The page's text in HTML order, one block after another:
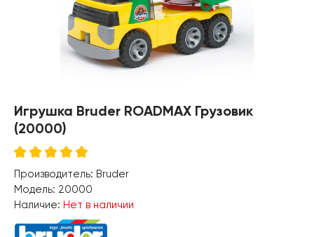
Игрушка Bruder ROADMAX Грузовик
(20000)
Производитель: Bruder
Модель: 20000
Наличие: Нет в наличии